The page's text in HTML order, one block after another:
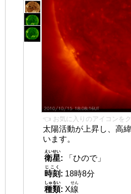
👈 お気に入りのアイコンをク
太陽活動が上昇し、高
います。
衛星
えいせい
:
「ひので」
時刻
じこく
: 18時8分
種類
しゅるい
: X線
せん